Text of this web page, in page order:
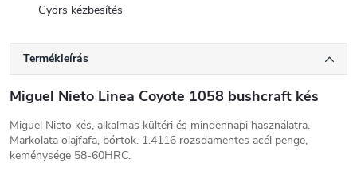
Gyors kézbesítés
Termékleírás
Miguel Nieto Linea Coyote 1058 bushcraft kés
Miguel Nieto kés, alkalmas kültéri és mindennapi használatra.
Markolata olajfafa, bőrtok. 1.4116 rozsdamentes acél penge,
keménysége 58-60HRC.